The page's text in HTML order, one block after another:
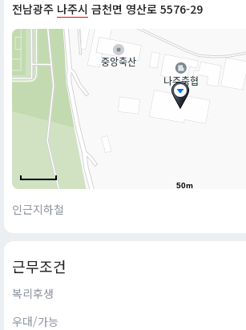
전남광주 나주시 금천면 영산로 5576-29
50m
인근지하철
근무조건
복리후생
우대/가능